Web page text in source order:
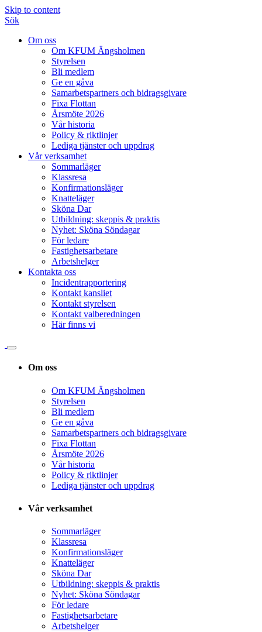
Skip to content
Sök
Om oss
Om KFUM Ängsholmen
Styrelsen
Bli medlem
Ge en gåva
Samarbetspartners och bidragsgivare
Fixa Flottan
Årsmöte 2026
Vår historia
Policy & riktlinjer
Lediga tjänster och uppdrag
Vår verksamhet
Sommarläger
Klassresa
Konfirmationsläger
Knatteläger
Sköna Dar
Utbildning: skeppis & praktis
Nyhet: Sköna Söndagar
För ledare
Fastighetsarbetare
Arbetshelger
Kontakta oss
Incidentrapportering
Kontakt kansliet
Kontakt styrelsen
Kontakt valberedningen
Här finns vi
Om oss
Om KFUM Ängsholmen
Styrelsen
Bli medlem
Ge en gåva
Samarbetspartners och bidragsgivare
Fixa Flottan
Årsmöte 2026
Vår historia
Policy & riktlinjer
Lediga tjänster och uppdrag
Vår verksamhet
Sommarläger
Klassresa
Konfirmationsläger
Knatteläger
Sköna Dar
Utbildning: skeppis & praktis
Nyhet: Sköna Söndagar
För ledare
Fastighetsarbetare
Arbetshelger